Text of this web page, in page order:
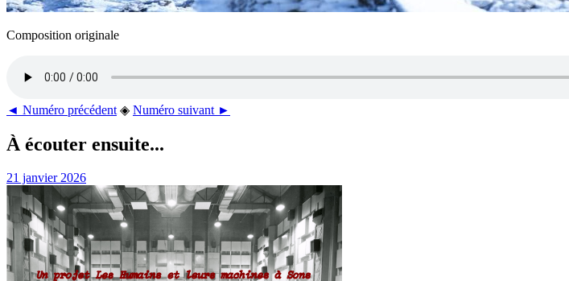
Composition originale
◄ Numéro précédent ◈ Numéro suivant ►
À écouter ensuite...
21 janvier 2026